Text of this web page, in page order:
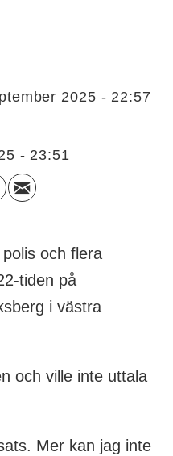
2025 - 22:57
- 23:51
och flera
tiden på
i västra
och ville inte uttala
Mer kan jag inte